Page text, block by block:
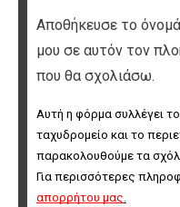
Αποθήκευσε το
μου σε αυτόν τον
που θα σχολιάσω.
Αυτή η φόρμα συλλέγει
ταχυδρομείο και το
παρακολουθούμε τα
Για περισσότερες
απορρήτου μας